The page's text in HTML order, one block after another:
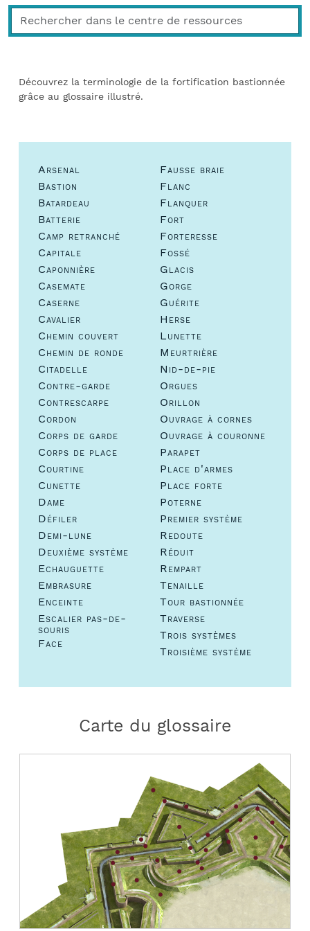
Découvrez la terminologie de la fortification bastionnée
grâce au glossaire illustré.
Arsenal
Bastion
Batardeau
Batterie
Camp retranché
Capitale
Caponnière
Casemate
Caserne
Cavalier
Chemin couvert
Chemin de ronde
Citadelle
Contre-garde
Contrescarpe
Cordon
Corps de garde
Corps de place
Courtine
Cunette
Dame
Défiler
Demi-lune
Deuxième système
Echauguette
Embrasure
Enceinte
Escalier pas-de-
souris
Face
Fausse braie
Flanc
Flanquer
Fort
Forteresse
Fossé
Glacis
Gorge
Guérite
Herse
Lunette
Meurtrière
Nid-de-pie
Orgues
Orillon
Ouvrage à cornes
Ouvrage à couronne
Parapet
Place d'armes
Place forte
Poterne
Premier système
Redoute
Réduit
Rempart
Tenaille
Tour bastionnée
Traverse
Trois systèmes
Troisième système
Carte du glossaire